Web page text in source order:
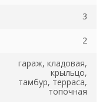
3
2
гараж, кладовая,
крыльцо,
тамбур, терраса,
топочная